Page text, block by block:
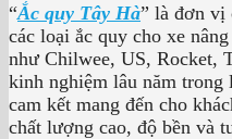
“Ắc quy Tây Hà” là đơn vị
các loại ắc quy cho xe
như Chilwee, US, Rocket,
kinh nghiệm lâu năm
cam kết mang đến cho
chất lượng cao, độ bền và